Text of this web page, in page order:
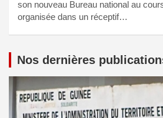
son nouveau Bureau national au
organisée dans un réceptif…
Nos dernières